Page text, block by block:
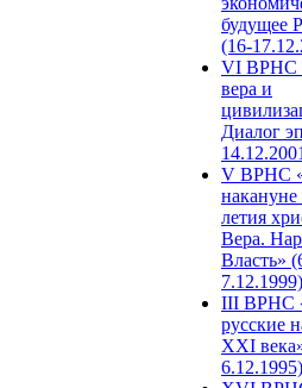
будущее
(16-
VI ВРНС
вера и
Диалог
V ВРНС
накануне
летия
Вера.
Власть»
7.12.1999)
III ВРНС
русские
XXI
6.12.1995)